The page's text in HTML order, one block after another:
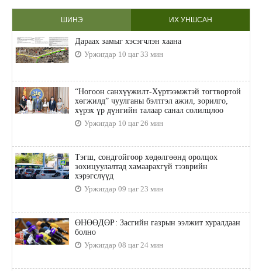
ШИНЭ ИХ УНШСАН
Дараах замыг хэсэгчлэн хаана
Уржигдар 10 цаг 33 мин
“Ногоон санхүүжилт-Хүртээмжтэй тогтвортой
хөгжилд” чуулганы бэлтгэл ажил, зорилго,
хүрэх үр дүнгийн талаар санал солилцлоо
Уржигдар 10 цаг 26 мин
Тэгш, сондгойгоор хөдөлгөөнд оролцох
зохицуулалтад хамаарахгүй тээврийн
хэрэгслүүд
Уржигдар 09 цаг 23 мин
ӨНӨӨДӨР: Засгийн газрын ээлжит хуралдаан
болно
Уржигдар 08 цаг 24 мин